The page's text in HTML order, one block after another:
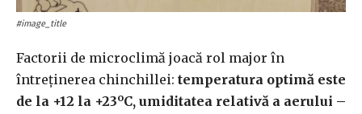
#image_title
Factorii de microclimă joacă rol major în
întreținerea chinchillei: temperatura optimă este
de la +12 la +23oC, umiditatea relativă a aerului –